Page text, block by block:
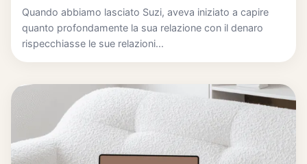
Quando abbiamo lasciato Suzi, aveva iniziato a capire
quanto profondamente la sua relazione con il denaro
rispecchiasse le sue relazioni...